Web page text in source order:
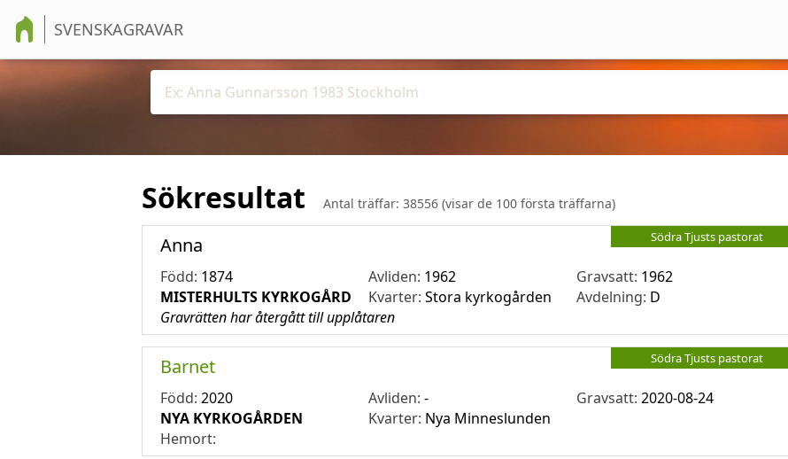
SVENSKAGRAVAR
Sökresultat Antal träffar: 38556 (visar de 100 första träffarna)
Södra Tjusts pastorat
Anna
Född: 1874 Avliden: 1962 Gravsatt: 1962
MISTERHULTS KYRKOGÅRD
Kvarter:Stora kyrkogården Avdelning: D
Gravrätten har återgått till upplåtaren
Södra Tjusts pastorat
Barnet
Född: 2020 Avliden:- Gravsatt:2020-08-24
NYA KYRKOGÅRDEN
Kvarter: Nya Minneslunden
Hemort: